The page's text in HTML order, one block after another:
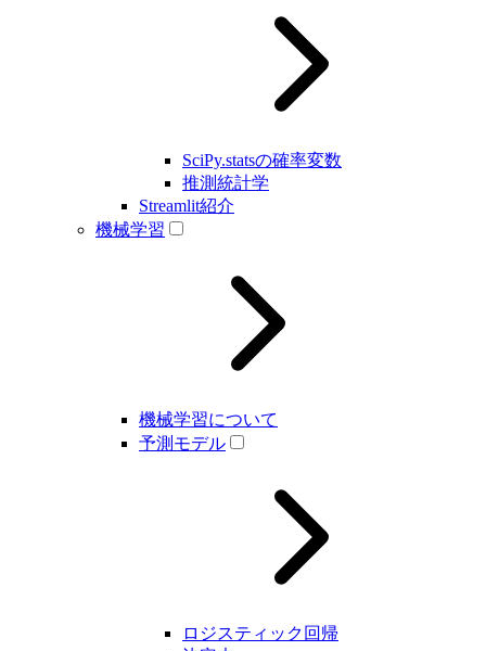
SciPy.statsの確率変数
推測統計学
Streamlit紹介
機械学習
機械学習について
予測モデル
ロジスティック回帰